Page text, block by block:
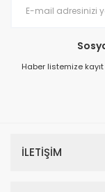
Prime ArtDECO
199,00 TL
Haber listemize
İLETİŞİM